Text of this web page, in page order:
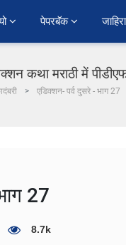
पेपरबॅक
कथा मराठी में
एडिक्शन- पर्व दुसरे - भाग 27
27
8.7k